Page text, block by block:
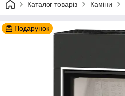
Каталог товарів Каміни
Подарунок